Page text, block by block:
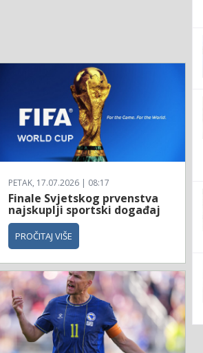
PETAK, 17.07.2026 | 08:17
Finale Svjetskog prvenstva
najskuplji sportski događaj
PROČITAJ VIŠE